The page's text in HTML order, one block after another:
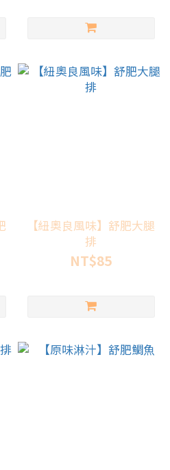
【紐奧良風味】舒肥大腿
排
NT$85